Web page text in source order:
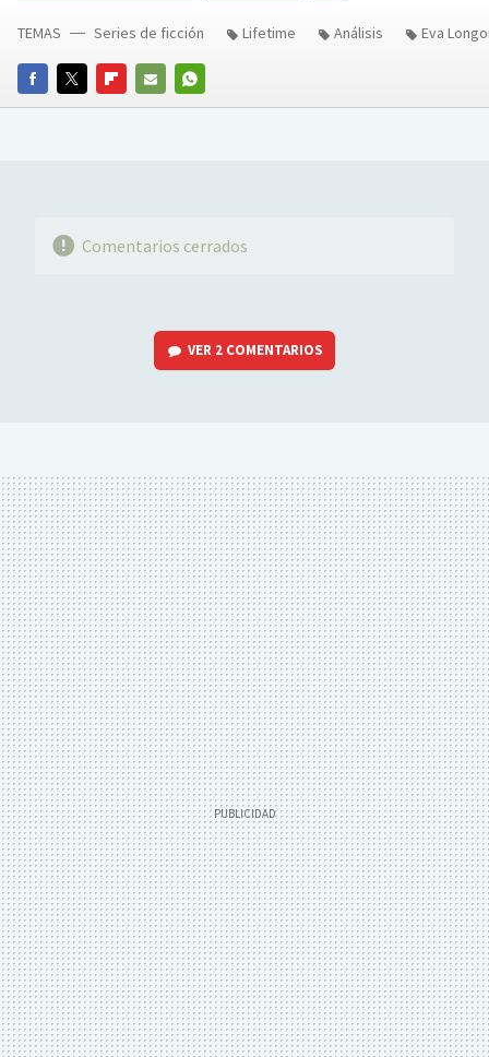
FACEBOOKTWITTERFLIPBOARD
E-
WHATSAPP
TEMAS Series de ficción Lifetime Análisis Eva
Comentarios cerrados
VER 2 COMENTARIOS